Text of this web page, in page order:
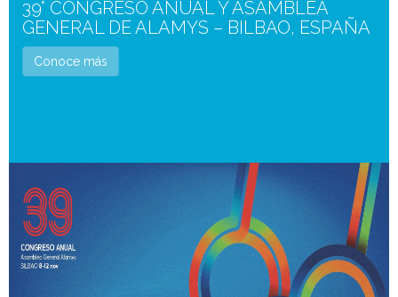
39° CONGRESO ANUAL Y ASAMBLEA
GENERAL DE ALAMYS – BILBAO, ESPAÑA
Conoce más